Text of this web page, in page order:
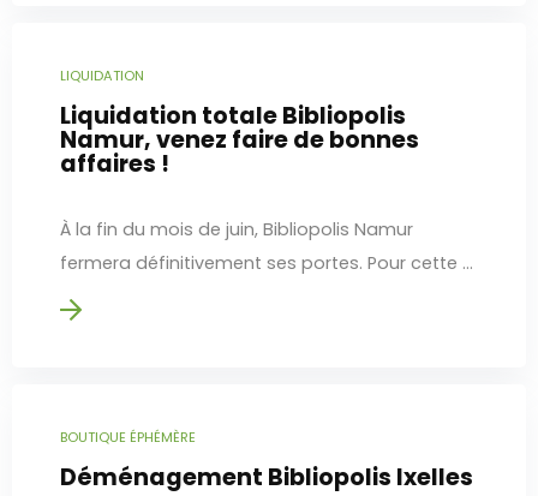
LIQUIDATION
Liquidation totale Bibliopolis
Namur, venez faire de bonnes
affaires !
À la fin du mois de juin, Bibliopolis Namur
fermera définitivement ses portes. Pour cette ...
BOUTIQUE ÉPHÉMÈRE
Déménagement Bibliopolis Ixelles